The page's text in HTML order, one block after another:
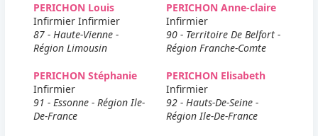
PERICHON Louis
Infirmier Infirmier
87 - Haute-Vienne -
Région Limousin
PERICHON Anne-claire
Infirmier
90 - Territoire De Belfort -
Région Franche-Comte
PERICHON Stéphanie
Infirmier
91 - Essonne - Région Ile-
De-France
PERICHON Elisabeth
Infirmier
92 - Hauts-De-Seine -
Région Ile-De-France